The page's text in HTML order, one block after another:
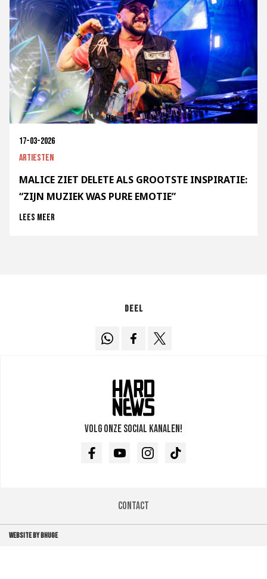
17-03-2026
Artiesten
MALICE ZIET DELETE ALS GROOTSTE INSPIRATIE:
“ZIJN MUZIEK WAS PURE EMOTIE”
Lees meer
Deel
Volg onze social kanalen!
FacebookYoutubeInstagramTikTok
Contact
WEBSITE BY BHUGE